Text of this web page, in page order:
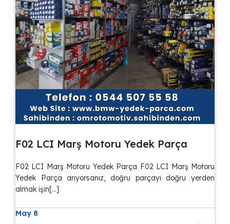
F02 LCI Marş Motoru Yedek Parça
F02 LCI Marş Motoru Yedek Parça F02 LCI Marş Motoru
Yedek Parça arıyorsanız, doğru parçayı doğru yerden
almak işin[…]
May 8